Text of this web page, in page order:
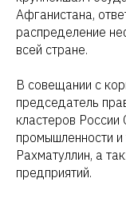
Афганистана,
распределение
всей стране.
В совещании с
председатель
кластеров России
промышленности и
Рахматуллин, а
предприятий.